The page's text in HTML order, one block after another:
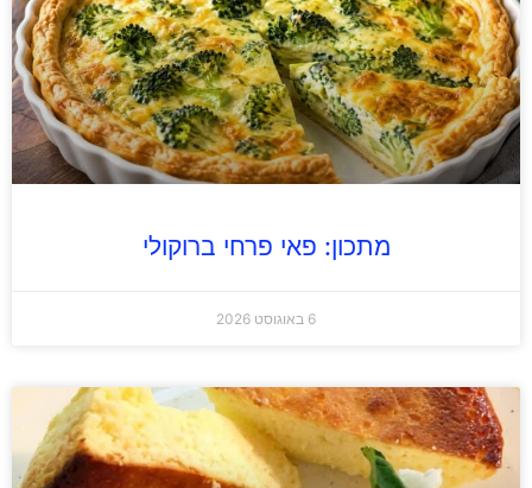
מתכון: פאי פרחי ברוקולי
6 באוגוסט 2026